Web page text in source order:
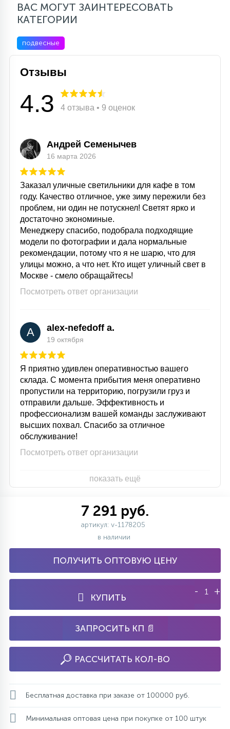
ВАС МОГУТ ЗАИНТЕРЕСОВАТЬ
КАТЕГОРИИ
подвесные
Отзывы
4.3 4 отзыва • 9 оценок
Андрей Семенычев
16 марта 2026
Заказал уличные светильники для кафе в том
году. Качество отличное, уже зиму пережили без
проблем, ни один не потускнел! Светят ярко и
достаточно экономиные.
Менеджеру спасибо, подобрала подходящие
модели по фотографии и дала нормальные
рекомендации, потому что я не шарю, что для
улицы можно, а что нет. Кто ищет уличный свет в
Москве - смело обращайтесь!
Посмотреть ответ организации
A alex-nefedoff a.
19 октября
Я приятно удивлен оперативностью вашего
склада. С момента прибытия меня оперативно
пропустили на территорию, погрузили груз и
отправили дальше. Эффективность и
профессионализм вашей команды заслуживают
высших похвал. Спасибо за отличное
обслуживание!
Посмотреть ответ организации
показать ещё
7 291 руб.
артикул: v-1178205
в наличии
ПОЛУЧИТЬ ОПТОВУЮ ЦЕНУ
КУПИТЬ
- +
ЗАПРОСИТЬ КП 📄
РАССЧИТАТЬ КОЛ-ВО
Бесплатная доставка при заказе от 100000 руб.
Минимальная оптовая цена при покупке от 100 штук